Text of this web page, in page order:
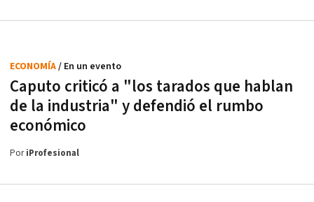
Caputo criticó a "los tarados que hablan
de la industria" y defendió el rumbo
económico
ECONOMÍA/ En un evento
PoriProfesional